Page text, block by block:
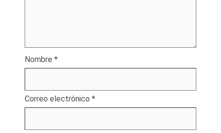
Nombre *
Correo electrónico *